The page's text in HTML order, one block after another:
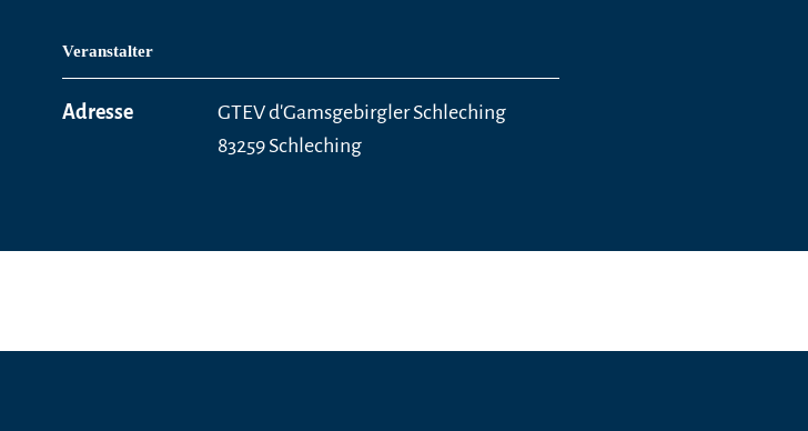
Veranstalter
Adresse
GTEV d'Gamsgebirgler Schleching
83259 Schleching